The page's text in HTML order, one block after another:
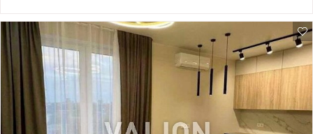
готовий професійний дизайн-проект у подарунок. Правий берег
Выноградарь . Ціна 115000 у. о. Геннадій 0963198153
valion.ua/1144078